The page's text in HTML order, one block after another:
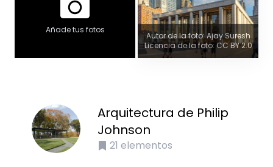
Añade tus fotos
Autor de la foto: Ajay Suresh
Licencia de la foto: CC BY 2.0
Arquitectura de Philip
Johnson
21 elementos